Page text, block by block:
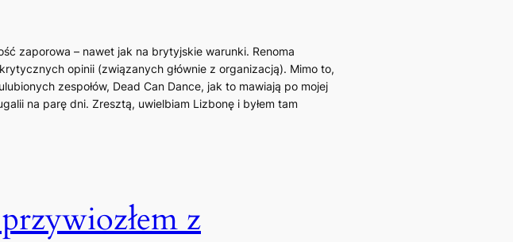
zaporowa – nawet jak na brytyjskie warunki. Renoma
opinii (związanych głównie z organizacją). Mimo to,
zespołów, Dead Can Dance, jak to mawiają po mojej
na parę dni. Zresztą, uwielbiam Lizbonę i byłem tam
z